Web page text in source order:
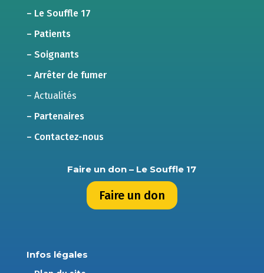
– Le Souffle 17
– Patients
– Soignants
– Arrêter de fumer
– Actualités
– Partenaires
– Contactez-nous
Faire un don – Le Souffle 17
Faire un don
Infos légales